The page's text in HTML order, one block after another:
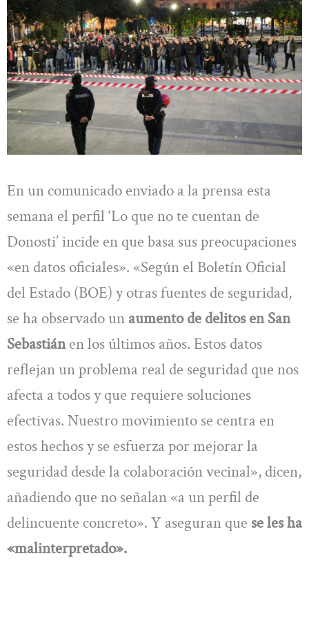
En un comunicado enviado a la prensa esta
semana el perfil ‘Lo que no te cuentan de
Donosti’ incide en que basa sus preocupaciones
«en datos oficiales». «Según el Boletín Oficial
del Estado (BOE) y otras fuentes de seguridad,
se ha observado un aumento de delitos en San
Sebastiánen los últimos años. Estos datos
reflejan un problema real de seguridad que nos
afecta a todos y que requiere soluciones
efectivas. Nuestro movimiento se centra en
estos hechos y se esfuerza por mejorar la
seguridad desde la colaboración vecinal», dicen,
añadiendo que no señalan «a un perfil de
delincuente concreto». Y aseguran que se les ha
«malinterpretado».